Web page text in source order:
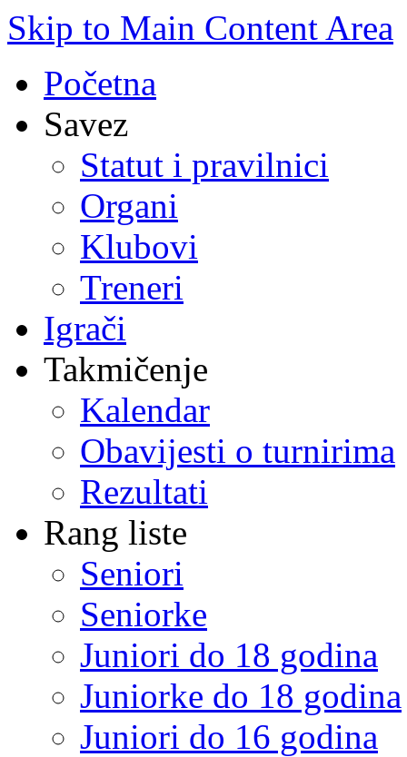
Skip to Main Content Area
Početna
Savez
Statut i pravilnici
Organi
Klubovi
Treneri
Igrači
Takmičenje
Kalendar
Obavijesti o turnirima
Rezultati
Rang liste
Seniori
Seniorke
Juniori do 18 godina
Juniorke do 18 godina
Juniori do 16 godina